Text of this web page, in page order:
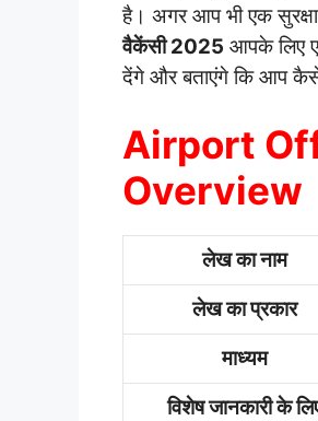
है। अगर आप भी एक
वैकेंसी 2025 आपके लिए
देंगे और बताएंगे कि आप
Airport
Overview
लेख का नाम
लेख का प्रकार
माध्यम
विशेष जानकारी के